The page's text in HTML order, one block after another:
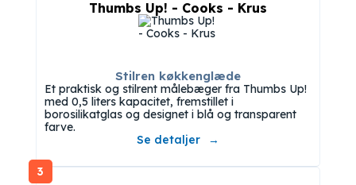
Stilren køkkenglæde
Thumbs Up! - Cooks - Krus
Et praktisk og stilrent målebæger fra Thumbs Up!
med 0,5 liters kapacitet, fremstillet i
borosilikatglas og designet i blå og transparent
farve.
Se detaljer
3